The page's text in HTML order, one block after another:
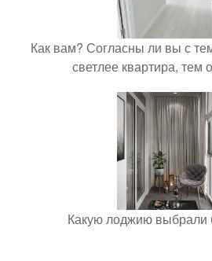
Как вам? Согласны ли вы с
светлее квартира, тем
Какую лоджию выбрали